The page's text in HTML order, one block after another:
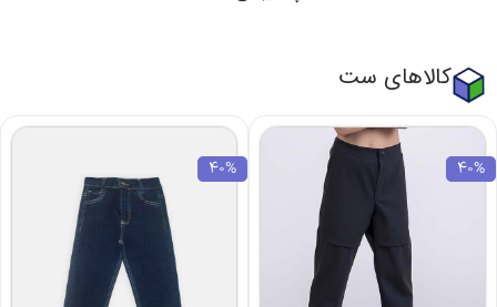
کالاهای ست
40%
40%